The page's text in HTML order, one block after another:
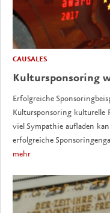
CAUSALES
Kultursponsoring
Erfolgreiche
Kultursponsoring kulturelle
viel Sympathie aufladen
erfolgreiche
mehr